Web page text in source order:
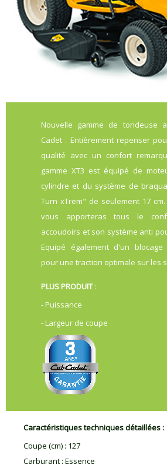
Nouvelle gamme de tondeuse
Cadet . Entièrement repenser
qualité avec un confort
gamme XT3 est équipé de
cylindre et du système de
Turn xTrem" de seulement 17 cm.
vous apporteras tous le
accoudoirs et son système anti
Equipé également d'un
pour une traction optimale sur les
PLUS PRODUIT:
- Puissance
- Largeur de coupe
Caractéristiques techniques détaillées :
Coupe (cm) : 127
Carburant : Essence